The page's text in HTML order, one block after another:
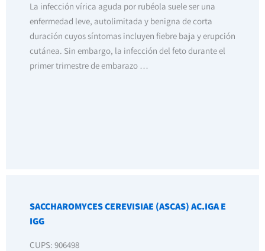
La infección vírica aguda por rubéola suele ser una
enfermedad leve, autolimitada y benigna de corta
duración cuyos síntomas incluyen fiebre baja y erupción
cutánea. Sin embargo, la infección del feto durante el
primer trimestre de embarazo …
SACCHAROMYCES CEREVISIAE (ASCAS) AC.IGA E
IGG
CUPS: 906498